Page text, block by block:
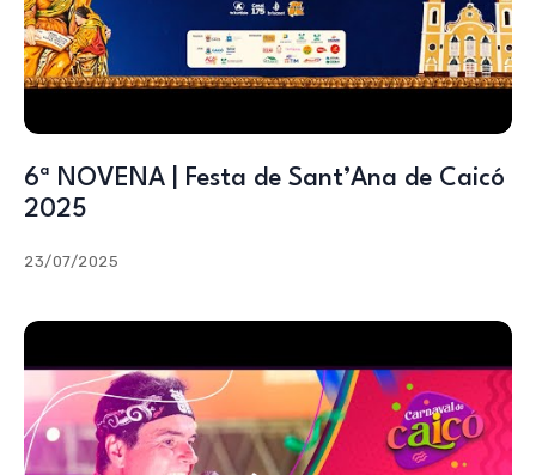
6ª NOVENA | Festa de Sant’Ana de Caicó
2025
23/07/2025